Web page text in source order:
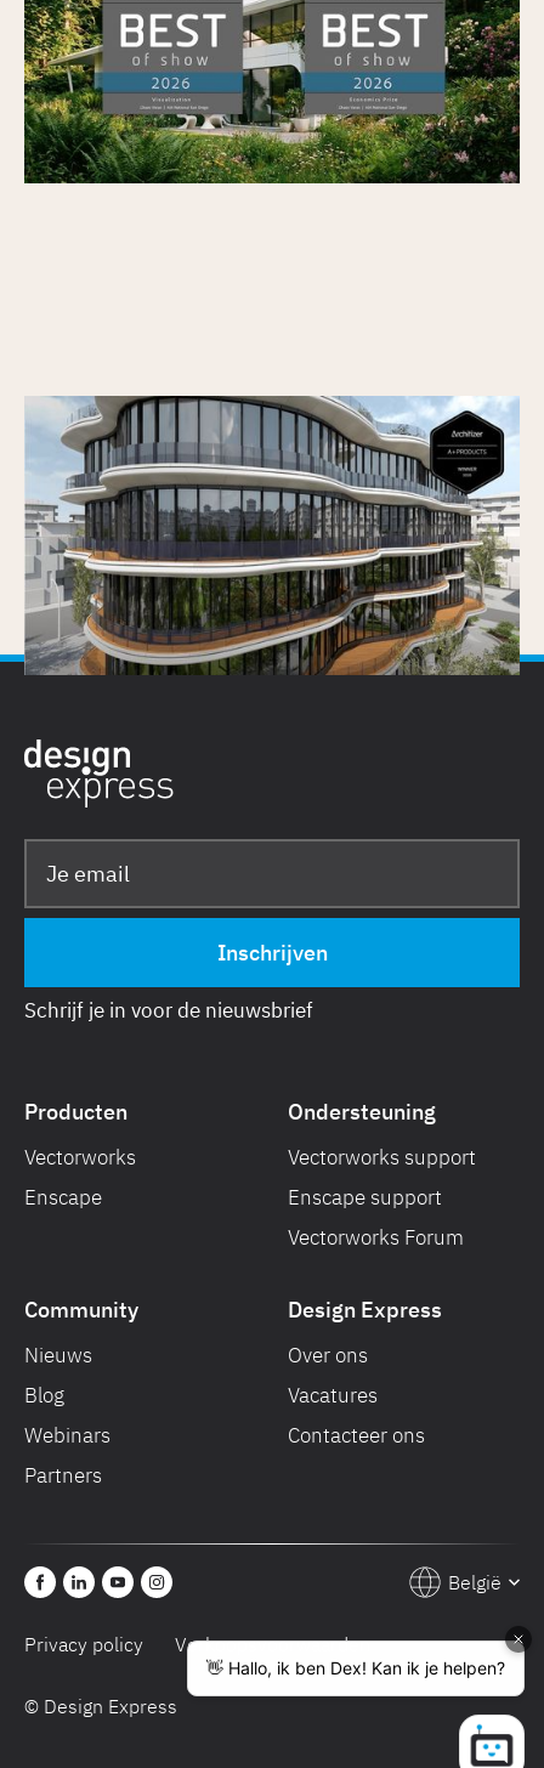
Gepubliceerd op7/7/2026
Vectorworks Architectuur 2026 wint
Architizer A+Product Popular Choice Award
Gepubliceerd op25/6/2026
Schrijf je in voor de nieuwsbrief
Producten
Vectorworks
Enscape
Ondersteuning
Vectorworks support
Enscape support
Vectorworks Forum
Community
Nieuws
Blog
Webinars
Partners
Design Express
Over ons
Vacatures
Contacteer ons
© Design Express
Privacy policy Verkoopsvoorwaarden
België